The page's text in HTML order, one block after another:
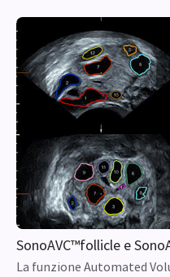
SonoAVC™follicle e
La funzione Automated